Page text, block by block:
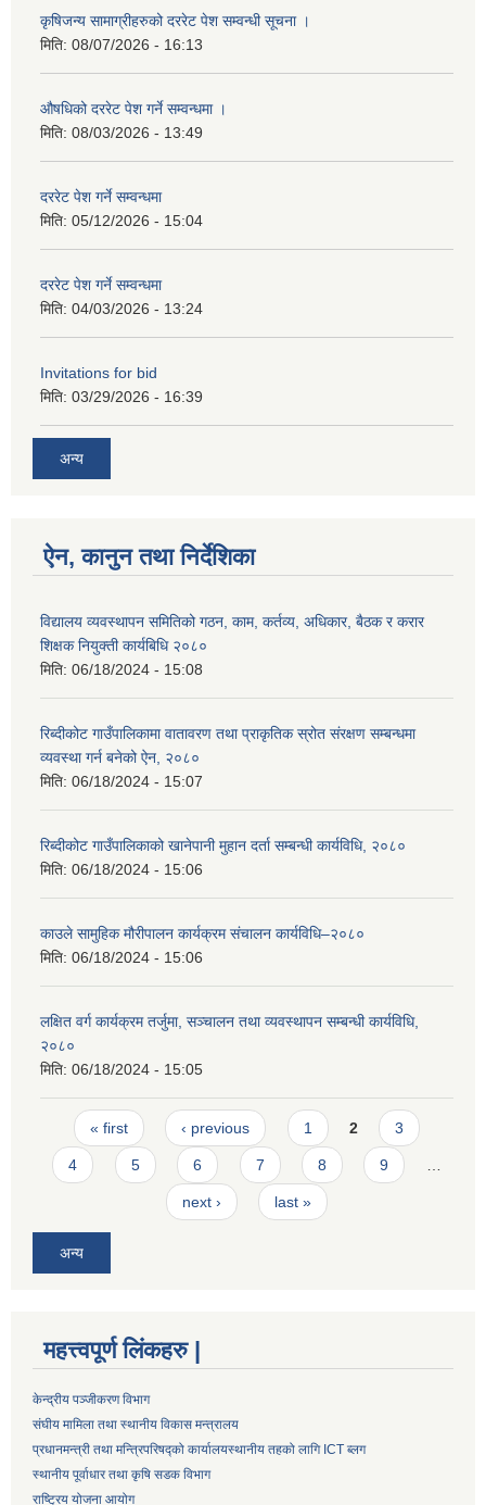
कृषिजन्य सामाग्रीहरुको दररेट पेश सम्वन्धी सूचना ।
मिति: 08/07/2026 - 16:13
औषधिको दररेट पेश गर्ने सम्वन्धमा ।
मिति: 08/03/2026 - 13:49
दररेट पेश गर्ने सम्वन्धमा
मिति: 05/12/2026 - 15:04
दररेट पेश गर्ने सम्वन्धमा
मिति: 04/03/2026 - 13:24
Invitations for bid
मिति: 03/29/2026 - 16:39
अन्य
ऐन, कानुन तथा निर्देशिका
विद्यालय व्यवस्थापन समितिको गठन, काम, कर्तव्य, अधिकार, बैठक र करार
शिक्षक नियुक्ती कार्यबिधि २०८०
मिति: 06/18/2024 - 15:08
रिब्दीकोट गाउँपालिकामा वातावरण तथा प्राकृतिक स्रोत संरक्षण सम्बन्धमा
व्यवस्था गर्न बनेको ऐन, २०८०
मिति: 06/18/2024 - 15:07
रिब्दीकोट गाउँपालिकाको खानेपानी मुहान दर्ता सम्बन्धी कार्यविधि, २०८०
मिति: 06/18/2024 - 15:06
काउले सामुहिक मौरीपालन कार्यक्रम संचालन कार्यविधि–२०८०
मिति: 06/18/2024 - 15:06
लक्षित वर्ग कार्यक्रम तर्जुमा, सञ्चालन तथा व्यवस्थापन सम्बन्धी कार्यविधि,
२०८०
मिति: 06/18/2024 - 15:05
Pages
« first ‹ previous 1 2 3
4 5 6 7 8 9 …
next › last »
अन्य
महत्त्वपूर्ण लिंकहरु |
केन्द्रीय पञ्जीकरण विभाग
संघीय मामिला तथा स्थानीय विकास मन्त्रालय
प्रधानमन्त्री तथा मन्त्रिपरिषद्को कार्यालयस्थानीय तहको लागि ICT ब्लग
स्थानीय पूर्वाधार तथा कृषि सडक विभाग
राष्ट्रिय योजना आयोग